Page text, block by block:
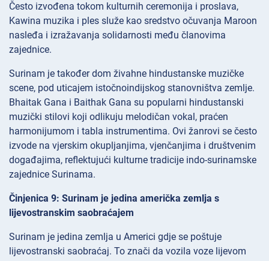
Često izvođena tokom kulturnih ceremonija i proslava,
Kawina muzika i ples služe kao sredstvo očuvanja Maroon
nasleđa i izražavanja solidarnosti među članovima
zajednice.
Surinam je također dom živahne hindustanske muzičke
scene, pod uticajem istočnoindijskog stanovništva zemlje.
Bhaitak Gana i Baithak Gana su popularni hindustanski
muzički stilovi koji odlikuju melodičan vokal, praćen
harmonijumom i tabla instrumentima. Ovi žanrovi se često
izvode na vjerskim okupljanjima, vjenčanjima i društvenim
događajima, reflektujući kulturne tradicije indo-surinamske
zajednice Surinama.
Činjenica 9: Surinam je jedina američka zemlja s
lijevostranskim saobraćajem
Surinam je jedina zemlja u Americi gdje se poštuje
lijevostranski saobraćaj. To znači da vozila voze lijevom